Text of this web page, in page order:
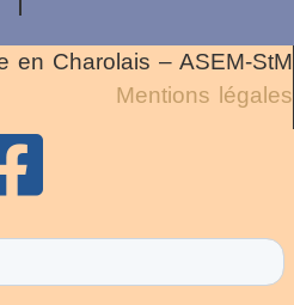
en Charolais – ASEM-StM
Mentions légales